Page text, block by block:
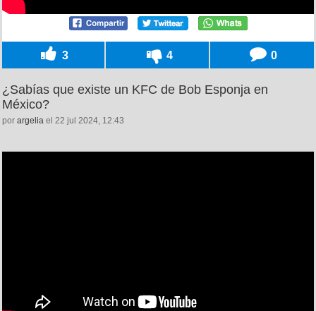
3 4 0
¿Sabías que existe un KFC de Bob Esponja en
México?
por argelia el 22 jul 2024, 12:43